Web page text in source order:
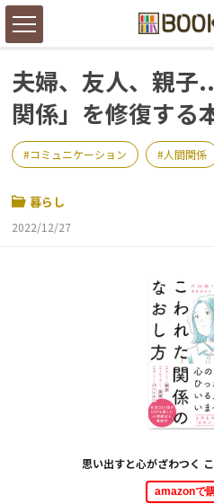
夫婦、友人、親子
関係」を修復する
コミュニケーション 人間関係
暮らし
2022/12/27
思い出すと心がざわつく
amazonで